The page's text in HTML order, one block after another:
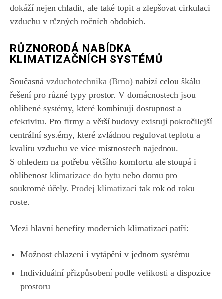
dokáží nejen chladit, ale také topit a zlepšovat cirkulaci
vzduchu v různých ročních obdobích.
RŮZNORODÁ NABÍDKA
KLIMATIZAČNÍCH SYSTÉMŮ
Současná vzduchotechnika (Brno) nabízí celou škálu
řešení pro různé typy prostor. V domácnostech jsou
oblíbené systémy, které kombinují dostupnost a
efektivitu. Pro firmy a větší budovy existují pokročilejší
centrální systémy, které zvládnou regulovat teplotu a
kvalitu vzduchu ve více místnostech najednou.
S ohledem na potřebu většího komfortu ale stoupá i
oblíbenost klimatizace do bytu nebo domu pro
soukromé účely. Prodej klimatizací tak rok od roku
roste.
Mezi hlavní benefity moderních klimatizací patří:
Možnost chlazení i vytápění v jednom systému
Individuální přizpůsobení podle velikosti a dispozice
prostoru